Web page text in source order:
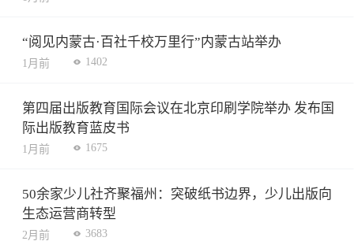
“阅见内蒙古·百社千校万里行”内蒙古站举办
1月前 1402
第四届出版教育国际会议在北京印刷学院举办 发布国
际出版教育蓝皮书
1月前 1675
50余家少儿社齐聚福州：突破纸书边界，少儿出版向
生态运营商转型
2月前 3683